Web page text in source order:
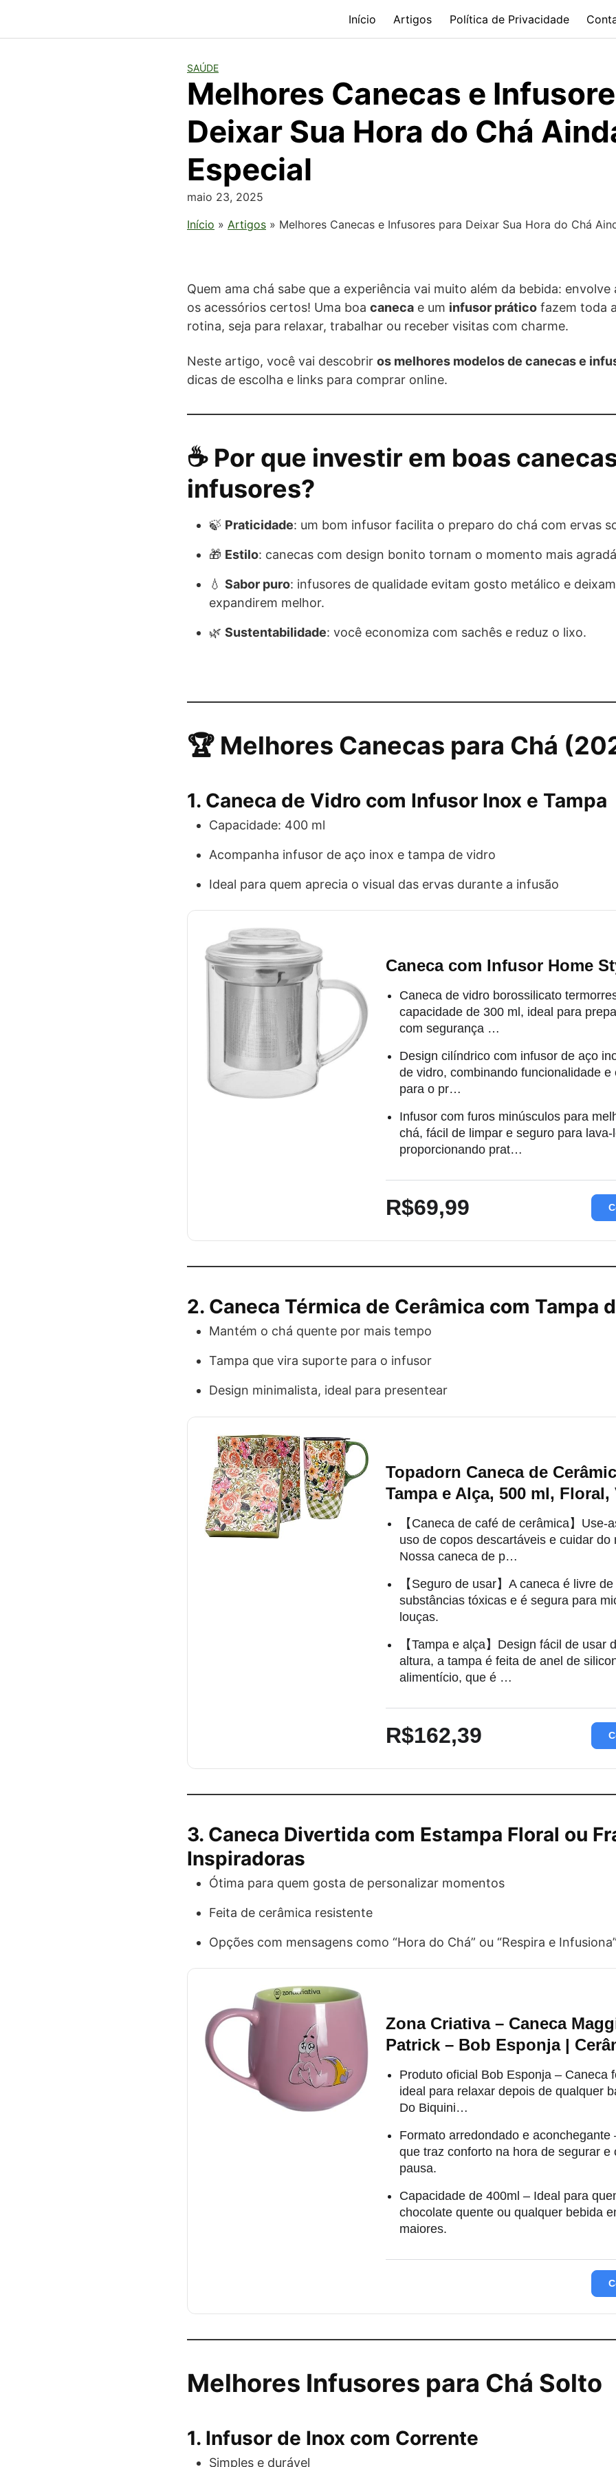
Início Artigos Política de Privacidade
SAÚDE
Melhores Canecas e
Deixar Sua Hora do Chá
Especial
maio 23, 2025
Início » Artigos » Melhores Canecas e Infusores para Deixar Sua Hora do Chá
Quem ama chá sabe que a experiência vai muito além da bebida:
os acessórios certos! Uma boa caneca e um infusor prático fazem toda
rotina, seja para relaxar, trabalhar ou receber visitas com charme.
Neste artigo, você vai descobrir os melhores modelos de canecas e
dicas de escolha e links para comprar online.
☕ Por que investir em boas
infusores?
🍃 Praticidade: um bom infusor facilita o preparo do chá com ervas
🎁 Estilo: canecas com design bonito tornam o momento mais
💧 Sabor puro: infusores de qualidade evitam gosto metálico e
expandirem melhor.
🌿 Sustentabilidade: você economiza com sachês e reduz o lixo.
🏆 Melhores Canecas para Chá
1. Caneca de Vidro com Infusor Inox e Tampa
Capacidade: 400 ml
Acompanha infusor de aço inox e tampa de vidro
Ideal para quem aprecia o visual das ervas durante a infusão
Caneca com Infusor Home
Caneca de vidro borossilicato
capacidade de 300 ml, ideal para
com segurança …
Design cilíndrico com infusor de aço
de vidro, combinando funcionalidade e
para o pr…
Infusor com furos minúsculos para
chá, fácil de limpar e seguro para lava-
proporcionando prat…
R$69,99
2. Caneca Térmica de Cerâmica com Tampa
Mantém o chá quente por mais tempo
Tampa que vira suporte para o infusor
Design minimalista, ideal para presentear
Topadorn Caneca de
Tampa e Alça, 500 ml,
【Caneca de café de cerâmica】Use-
uso de copos descartáveis e cuidar do
Nossa caneca de p…
【Seguro de usar】A caneca é livre
substâncias tóxicas e é segura para
louças.
【Tampa e alça】Design fácil de usar
altura, a tampa é feita de anel de
alimentício, que é …
R$162,39
3. Caneca Divertida com Estampa Floral ou
Inspiradoras
Ótima para quem gosta de personalizar momentos
Feita de cerâmica resistente
Opções com mensagens como “Hora do Chá” ou “Respira e
Zona Criativa – Caneca
Patrick – Bob Esponja |
Produto oficial Bob Esponja – Caneca
ideal para relaxar depois de qualquer
Do Biquini…
Formato arredondado e aconchegante
que traz conforto na hora de segurar e
pausa.
Capacidade de 400ml – Ideal para
chocolate quente ou qualquer bebida
maiores.
Melhores Infusores para Chá Solto
1. Infusor de Inox com Corrente
Simples e durável